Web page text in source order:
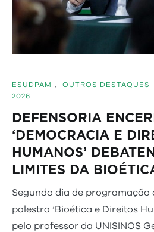
ESUDPAM , OUTROS DESTAQUES
2026
DEFENSORIA
‘DEMOCRACIA E
HUMANOS’
LIMITES DA
Segundo dia de programação
palestra ‘Bioética e Direitos
pelo professor da UNISINOS